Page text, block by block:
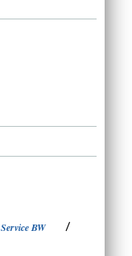
Service BW
/